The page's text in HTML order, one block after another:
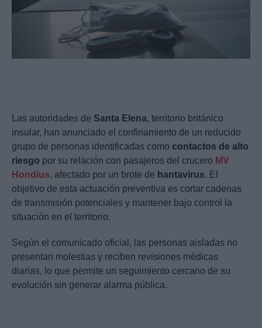
Las autoridades de Santa Elena, territorio británico
insular, han anunciado el confinamiento de un reducido
grupo de personas identificadas como contactos de alto
riesgo por su relación con pasajeros del crucero MV
Hondius, afectado por un brote de hantavirus. El
objetivo de esta actuación preventiva es cortar cadenas
de transmisión potenciales y mantener bajo control la
situación en el territorio.
Según el comunicado oficial, las personas aisladas no
presentan molestias y reciben revisiones médicas
diarias, lo que permite un seguimiento cercano de su
evolución sin generar alarma pública.